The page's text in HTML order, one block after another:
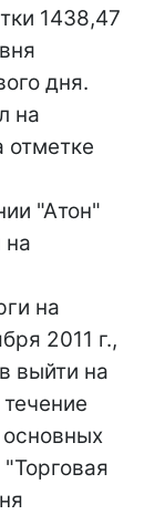
1438,47
дня.
на
отметке
"Атон"
на
на
2011 г.,
выйти на